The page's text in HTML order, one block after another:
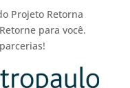
Projeto Retorna
para você.